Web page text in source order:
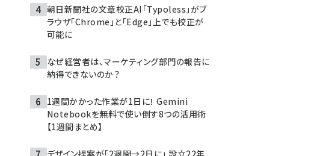
朝日新聞社の文章校正AI「Typoless」がブ
ラウザ「Chrome」と「Edge」上でも校正が
可能に
なぜ経営者は、マーケティング部門の報告に
納得できないのか？
1週間かかった作業が1日に！ Gemini
Notebookを無料で使い倒す8つの活用術
【1週間まとめ】
デザイン提案が「2週間→2日に」 設立22年